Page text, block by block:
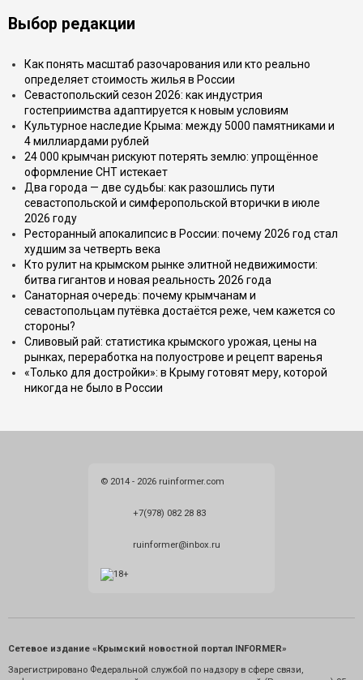
Выбор редакции
Как понять масштаб разочарования или кто реально
определяет стоимость жилья в России
Севастопольский сезон 2026: как индустрия
гостеприимства адаптируется к новым условиям
Культурное наследие Крыма: между 5000 памятниками и
4 миллиардами рублей
24 000 крымчан рискуют потерять землю: упрощённое
оформление СНТ истекает
Два города — две судьбы: как разошлись пути
севастопольской и симферопольской вторички в июле
2026 году
Ресторанный апокалипсис в России: почему 2026 год стал
худшим за четверть века
Кто рулит на крымском рынке элитной недвижимости:
битва гигантов и новая реальность 2026 года
Санаторная очередь: почему крымчанам и
севастопольцам путёвка достаётся реже, чем кажется со
стороны?
Сливовый рай: статистика крымского урожая, цены на
рынках, переработка на полуострове и рецепт варенья
«Только для достройки»: в Крыму готовят меру, которой
никогда не было в России
© 2014 - 2026 ruinformer.com
+7(978) 082 28 83
ruinformer@inbox.ru
Сетевое издание «Крымский новостной портал INFORMER»
Зарегистрировано Федеральной службой по надзору в сфере связи,